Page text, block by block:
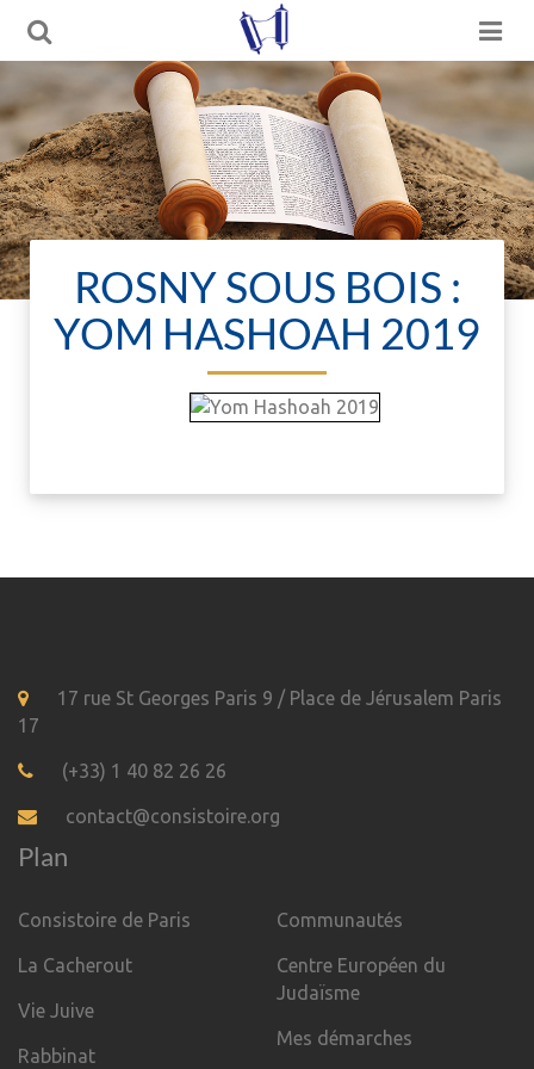
ROSNY SOUS BOIS :
YOM HASHOAH 2019
17 rue St Georges Paris 9 / Place de Jérusalem Paris
17
(+33) 1 40 82 26 26
contact@consistoire.org
Plan
Consistoire de Paris
La Cacherout
Vie Juive
Rabbinat
Communautés
Centre Européen du
Judaïsme
Mes démarches